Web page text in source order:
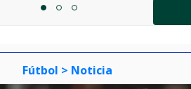
itemitemitem
Fútbol > Noticia